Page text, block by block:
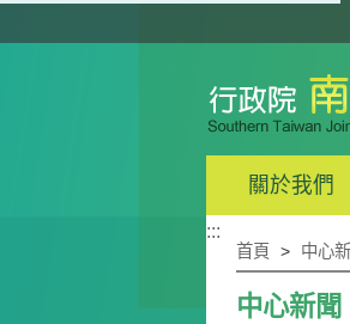
關於我們
:::
首頁 > 中心
中心新聞